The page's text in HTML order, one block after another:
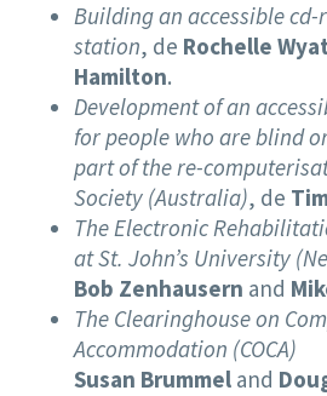
Building an accessible cd-
station, de Rochelle
Hamilton.
Development of an
for people who are blind
part of the re-
Society (Australia), de
The Electronic
at St. John’s University
Bob Zenhausern and
The Clearinghouse on
Accommodation (COCA)
Susan Brummel and